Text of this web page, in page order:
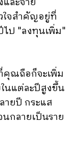
ใจสำคัญอยู่ที่
ป "ลงทุนเพิ่ม"
คุณถือก็จะเพิ่ม
นแต่ละปีสูงขึ้น
ายปี กระแส
กลายเป็นราย